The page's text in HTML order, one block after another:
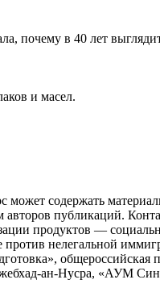
почему в 40 лет
и масел.
может содержать
публикаций.
продуктов —
нелегальной
ан-Нусра, «АУМ